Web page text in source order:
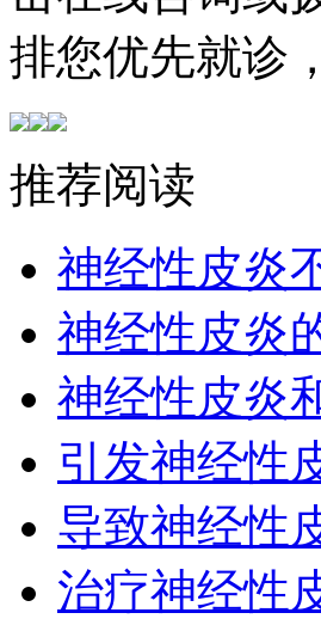
排您优先就诊
推荐阅读
神经性皮炎
神经性皮炎
神经性皮炎
引发神经性
导致神经性
治疗神经性